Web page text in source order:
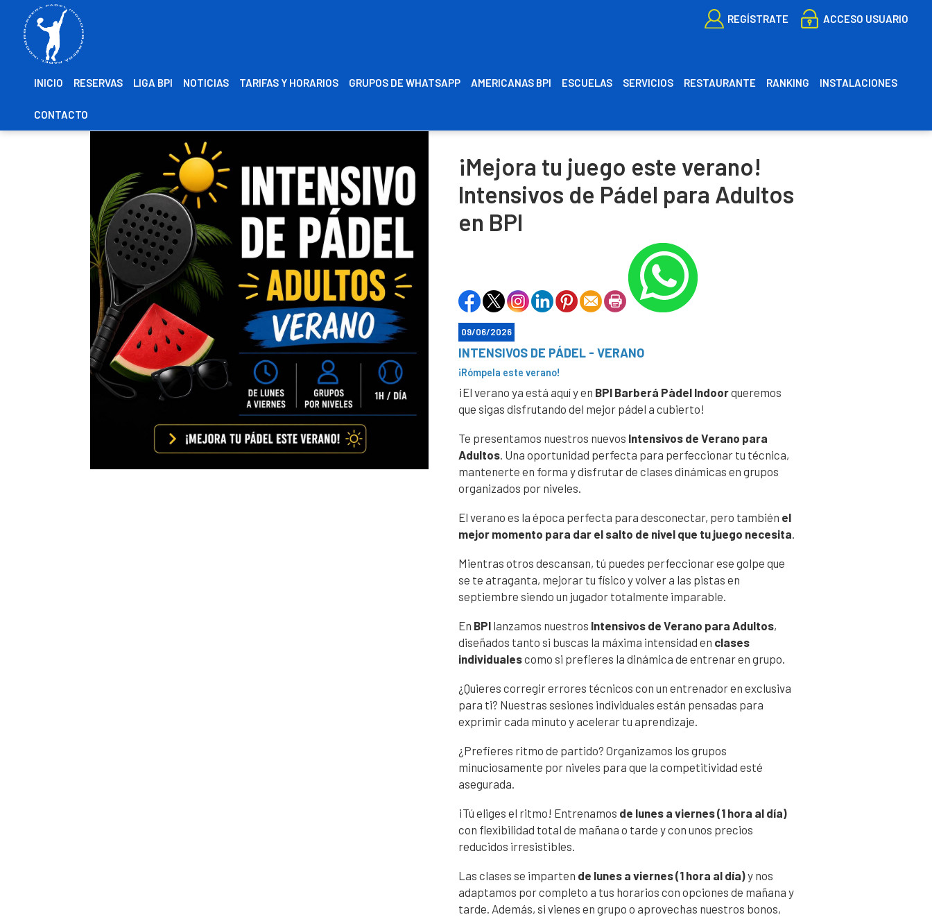
REGÍSTRATE ACCESO USUARIO
INICIO RESERVAS LIGA BPI NOTICIAS TARIFAS Y HORARIOS GRUPOS DE WHATSAPP AMERICANAS BPI ESCUELAS SERVICIOS RESTAURANTE RANKING INSTALACIONES
CONTACTO
¡Mejora tu juego este verano!
Intensivos de Pádel para Adultos
en BPI
09/06/2026
INTENSIVOS DE PÁDEL - VERANO
¡Rómpela este verano!
¡El verano ya está aquí y en BPI Barberá Pàdel Indoorqueremos
que sigas disfrutando del mejor pádel a cubierto!
Te presentamos nuestros nuevos Intensivos de Verano para
Adultos. Una oportunidad perfecta para perfeccionar tu técnica,
mantenerte en forma y disfrutar de clases dinámicas en grupos
organizados por niveles.
El verano es la época perfecta para desconectar, pero también el
mejor momento para dar el salto de nivel que tu juego necesita.
Mientras otros descansan, tú puedes perfeccionar ese golpe que
se te atraganta, mejorar tu físico y volver a las pistas en
septiembre siendo un jugador totalmente imparable.
En BPI lanzamos nuestros Intensivos de Verano para Adultos,
diseñados tanto si buscas la máxima intensidad en clases
individualescomo si prefieres la dinámica de entrenar en grupo.
¿Quieres corregir errores técnicos con un entrenador en exclusiva
para ti? Nuestras sesiones individuales están pensadas para
exprimir cada minuto y acelerar tu aprendizaje.
¿Prefieres ritmo de partido? Organizamos los grupos
minuciosamente por niveles para que la competitividad esté
asegurada.
¡Tú eliges el ritmo! Entrenamos de lunes a viernes (1 hora al día)
con flexibilidad total de mañana o tarde y con unos precios
reducidos irresistibles.
Las clases se imparten de lunes a viernes (1 hora al día)y nos
adaptamos por completo a tus horarios con opciones de mañana y
tarde. Además, si vienes en grupo o aprovechas nuestros bonos,